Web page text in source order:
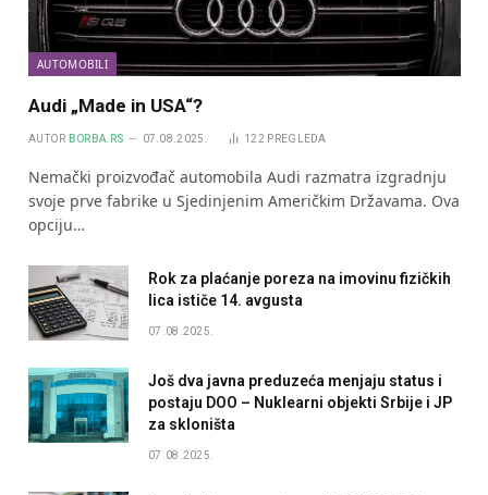
AUTOMOBILI
Audi „Made in USA“?
AUTOR BORBA.RS 07.08.2025. 122 PREGLEDA
Nemački proizvođač automobila Audi razmatra izgradnju
svoje prve fabrike u Sjedinjenim Američkim Državama. Ova
opciju…
Rok za plaćanje poreza na imovinu fizičkih
lica ističe 14. avgusta
07.08.2025.
Još dva javna preduzeća menjaju status i
postaju DOO – Nuklearni objekti Srbije i JP
za skloništa
07.08.2025.